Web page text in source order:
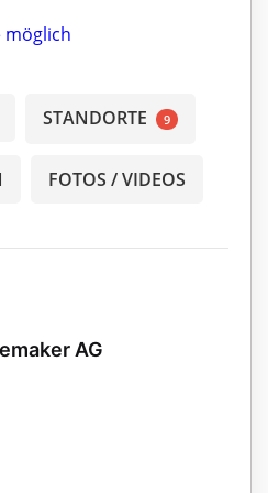
möglich
STANDORTE 9
FOTOS / VIDEOS
AG